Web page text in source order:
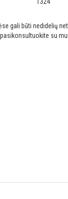
1324
gali būti nedidelių
su